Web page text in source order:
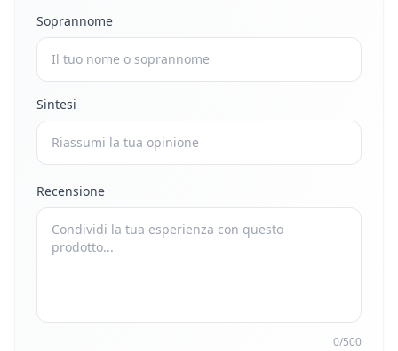
Soprannome
Sintesi
Recensione
0/500